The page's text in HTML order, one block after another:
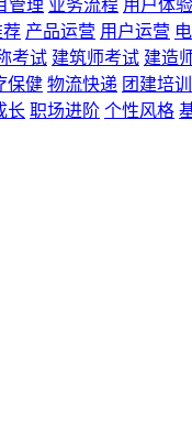
管理 业务流程 用户体
荐 产品运营 用户运营
考试 建筑师考试 建造
保健 物流快递 团建培训
长 职场进阶 个性风格